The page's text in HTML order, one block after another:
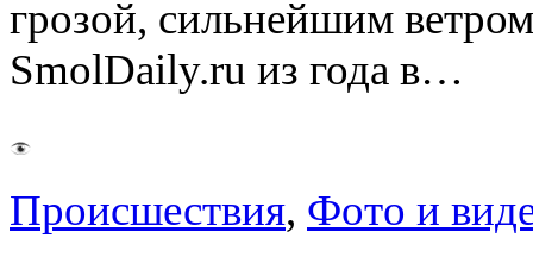
грозой, сильнейшим
SmolDaily.ru из года в…
Происшествия, Фото и